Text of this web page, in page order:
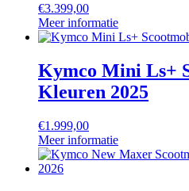
€3.399,00
Meer informatie
Kymco Mini Ls+
Kleuren 2025
€1.999,00
Meer informatie